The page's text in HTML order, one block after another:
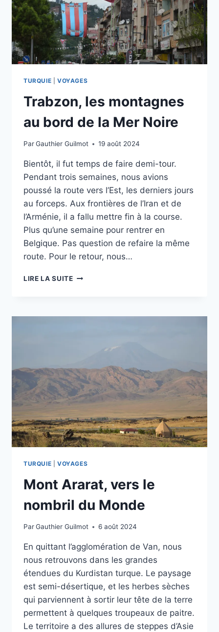
TURQUIE VOYAGES
Trabzon, les montagnes
au bord de la Mer Noire
ParGauthier Guilmot 19 août 2024
Bientôt, il fut temps de faire demi-tour.
Pendant trois semaines, nous avions
poussé la route vers l’Est, les derniers jours
au forceps. Aux frontières de l’Iran et de
l’Arménie, il a fallu mettre fin à la course.
Plus qu’une semaine pour rentrer en
Belgique. Pas question de refaire la même
route. Pour le retour, nous…
LIRE LA SUITETRABZON,
BORD
TURQUIE VOYAGES
Mont Ararat, vers le
nombril du Monde
ParGauthier Guilmot 6 août 2024
En quittant l’agglomération de Van, nous
nous retrouvons dans les grandes
étendues du Kurdistan turque. Le paysage
est semi-désertique, et les herbes sèches
qui parviennent à sortir leur tête de la terre
permettent à quelques troupeaux de paitre.
Le territoire a des allures de steppes d’Asie